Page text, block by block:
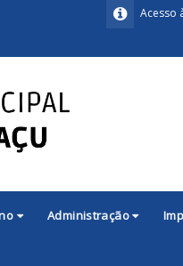
Acesso
Administração